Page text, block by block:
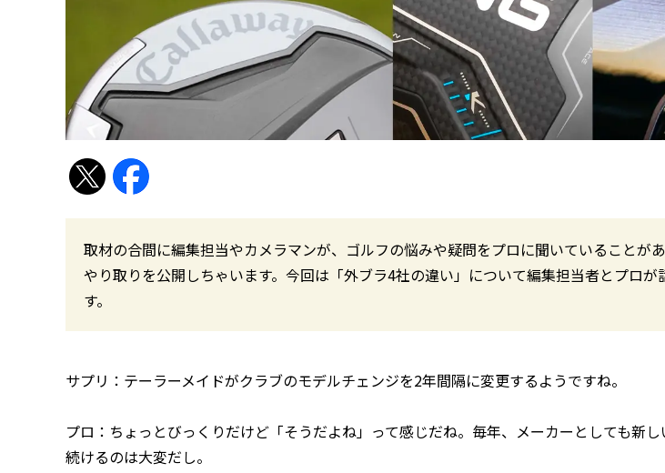
取材の合間に編集担当やカメラマンが、ゴルフの悩みや疑問をプロに聞いていることが
やり取りを公開しちゃいます。今回は「外ブラ4社の違い」について編集担当者とプロが
す。
サプリ：テーラーメイドがクラブのモデルチェンジを2年間隔に変更するようですね。
プロ：ちょっとびっくりだけど「そうだよね」って感じだね。毎年、メーカーとしても新し
続けるのは大変だし。